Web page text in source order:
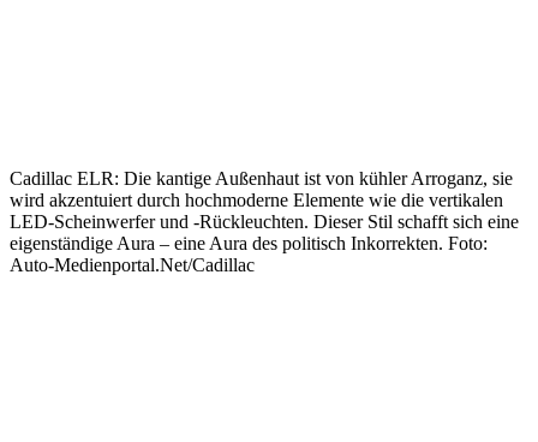
Cadillac ELR: Die kantige Außenhaut ist von kühler Arroganz, sie
wird akzentuiert durch hochmoderne Elemente wie die vertikalen
LED-Scheinwerfer und -Rückleuchten. Dieser Stil schafft sich eine
eigenständige Aura – eine Aura des politisch Inkorrekten. Foto:
Auto-Medienportal.Net/Cadillac